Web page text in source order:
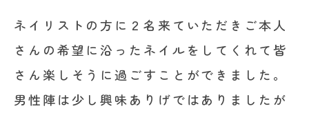
ネイリストの方に２名来ていただきご本人
さんの希望に沿ったネイルをしてくれて皆
さん楽しそうに過ごすことができました。
男性陣は少し興味ありげではありましたが